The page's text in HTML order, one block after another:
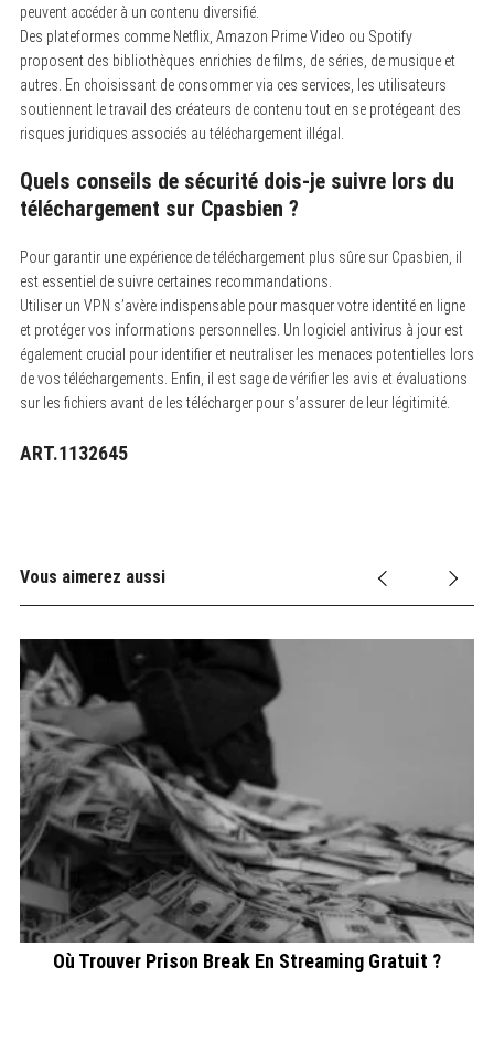
peuvent accéder à un contenu diversifié.
Des plateformes comme Netflix, Amazon Prime Video ou Spotify
proposent des bibliothèques enrichies de films, de séries, de musique et
autres. En choisissant de consommer via ces services, les utilisateurs
soutiennent le travail des créateurs de contenu tout en se protégeant des
risques juridiques associés au téléchargement illégal.
Quels conseils de sécurité dois-je suivre lors du
téléchargement sur Cpasbien ?
Pour garantir une expérience de téléchargement plus sûre sur Cpasbien, il
est essentiel de suivre certaines recommandations.
Utiliser un VPN s’avère indispensable pour masquer votre identité en ligne
et protéger vos informations personnelles. Un logiciel antivirus à jour est
également crucial pour identifier et neutraliser les menaces potentielles lors
de vos téléchargements. Enfin, il est sage de vérifier les avis et évaluations
sur les fichiers avant de les télécharger pour s’assurer de leur légitimité.
ART.1132645
Vous aimerez aussi
Où Trouver Prison Break En Streaming Gratuit ?